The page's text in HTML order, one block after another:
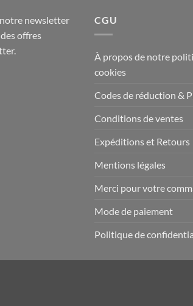
newsletter
offres
CGU
À propos de notre
cookies
Codes de réduction &
Conditions de ventes
Expéditions et Retours
Mentions légales
Merci pour votre
Mode de paiement
Politique de